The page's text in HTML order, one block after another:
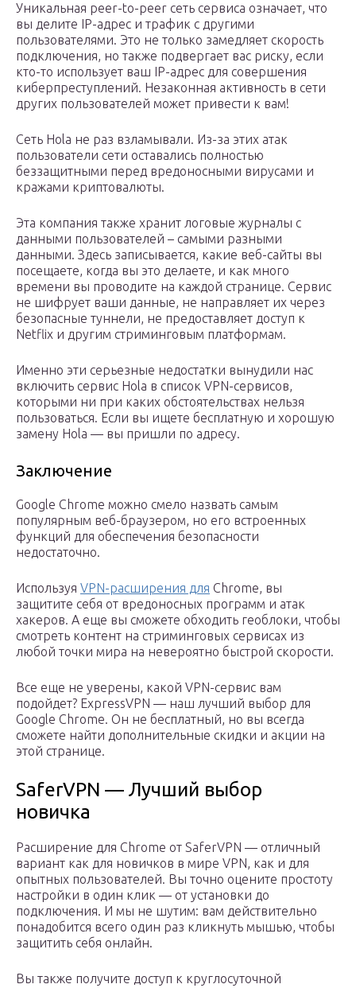
Уникальная peer-to-peer сеть сервиса означает, что
вы делите IP-адрес и трафик с другими
пользователями. Это не только замедляет скорость
подключения, но также подвергает вас риску, если
кто-то использует ваш IP-адрес для совершения
киберпреступлений. Незаконная активность в сети
других пользователей может привести к вам!
Сеть Hola не раз взламывали. Из-за этих атак
пользователи сети оставались полностью
беззащитными перед вредоносными вирусами и
кражами криптовалюты.
Эта компания также хранит логовые журналы с
данными пользователей – самыми разными
данными. Здесь записывается, какие веб-сайты вы
посещаете, когда вы это делаете, и как много
времени вы проводите на каждой странице. Сервис
не шифрует ваши данные, не направляет их через
безопасные туннели, не предоставляет доступ к
Netflix и другим стриминговым платформам.
Именно эти серьезные недостатки вынудили нас
включить сервис Hola в список VPN-сервисов,
которыми ни при каких обстоятельствах нельзя
пользоваться. Если вы ищете бесплатную и хорошую
замену Hola — вы пришли по адресу.
Заключение
Google Chrome можно смело назвать самым
популярным веб-браузером, но его встроенных
функций для обеспечения безопасности
недостаточно.
Используя VPN-расширения для Chrome, вы
защитите себя от вредоносных программ и атак
хакеров. А еще вы сможете обходить геоблоки, чтобы
смотреть контент на стриминговых сервисах из
любой точки мира на невероятно быстрой скорости.
Все еще не уверены, какой VPN-сервис вам
подойдет? ExpressVPN — наш лучший выбор для
Google Chrome. Он не бесплатный, но вы всегда
сможете найти дополнительные скидки и акции на
этой странице.
SaferVPN — Лучший выбор
новичка
Расширение для Chrome от SaferVPN — отличный
вариант как для новичков в мире VPN, как и для
опытных пользователей. Вы точно оцените простоту
настройки в один клик — от установки до
подключения. И мы не шутим: вам действительно
понадобится всего один раз кликнуть мышью, чтобы
защитить себя онлайн.
Вы также получите доступ к круглосуточной